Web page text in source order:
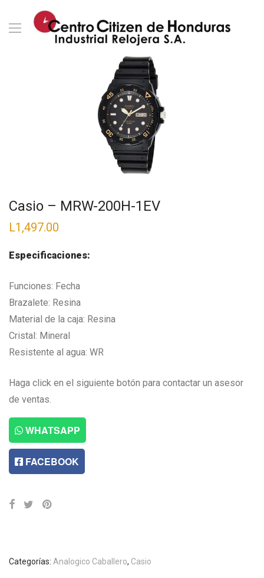
Casio – MRW-200H-1EV
L1,497.00
Especificaciones:
Funciones: Fecha
Brazalete: Resina
Material de la caja: Resina
Cristal: Mineral
Resistente al agua: WR
Haga click en el siguiente botón para contactar un asesor
de ventas.
WHATSAPP
FACEBOOK
Categorías: Analogico Caballero, Casio